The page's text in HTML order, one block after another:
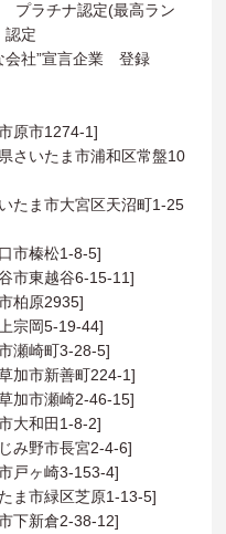
プラチナ認定(最高ラン
定
会社”宣言企業 登録
原市1274-1]
さいたま市浦和区常盤10
たま市大宮区天沼町1-25
市榛松1-8-5]
市東越谷6-15-11]
柏原2935]
宗岡5-19-44]
瀬崎町3-28-5]
加市新善町224-1]
加市瀬崎2-46-15]
大和田1-8-2]
み野市長宮2-4-6]
戸ヶ崎3-153-4]
ま市緑区芝原1-13-5]
下新倉2-38-12]